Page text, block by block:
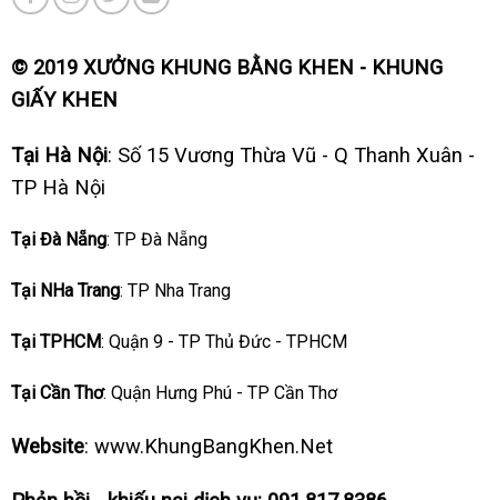
© 2019 XƯỞNG KHUNG BẰNG KHEN - KHUNG
GIẤY KHEN
Tại Hà Nội: Số 15 Vương Thừa Vũ - Q Thanh Xuân -
TP Hà Nội
Tại Đà Nẵng: TP Đà Nẵng
Tại NHa Trang: TP Nha Trang
Tại TPHCM: Quận 9 - TP Thủ Đức - TPHCM
Tại Cần Thơ: Quận Hưng Phú - TP Cần Thơ
Website: www.KhungBangKhen.Net